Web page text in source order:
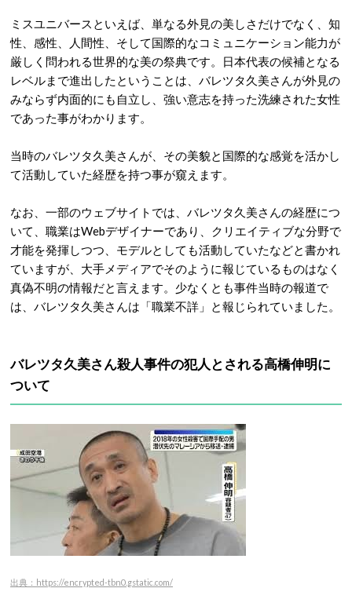
ミスユニバースといえば、単なる外見の美しさだけでなく、知
性、感性、人間性、そして国際的なコミュニケーション能力が
厳しく問われる世界的な美の祭典です。日本代表の候補となる
レベルまで進出したということは、バレツタ久美さんが外見の
みならず内面的にも自立し、強い意志を持った洗練された女性
であった事がわかります。
当時のバレツタ久美さんが、その美貌と国際的な感覚を活かし
て活動していた経歴を持つ事が窺えます。
なお、一部のウェブサイトでは、バレツタ久美さんの経歴につ
いて、 職業はWebデザイナーであり、クリエイティブな分野で
才能を発揮しつつ、モデルとしても活動していたなどと書かれ
ていますが、大手メディアでそのように報じているものはなく
真偽不明の情報だと言えます。 少なくとも事件当時の報道で
は、バレツタ久美さんは「職業不詳」と報じられていました。
バレツタ久美さん殺人事件の犯人とされる高橋伸明に
ついて
出典：https://encrypted-tbn0.gstatic.com/